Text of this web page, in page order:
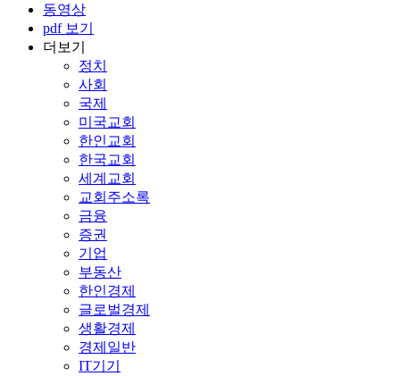
동영상
pdf 보기
더보기
정치
사회
국제
미국교회
한인교회
한국교회
세계교회
교회주소록
금융
증권
기업
부동산
한인경제
글로벌경제
생활경제
경제일반
IT기기